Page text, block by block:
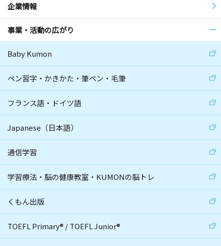
企業情報
事業・活動の広がり
Baby Kumon
ペン習字・かきかた・筆ペン・毛筆
フランス語・ドイツ語
Japanese（日本語）
通信学習
学習療法・脳の健康教室・KUMONの脳トレ
くもん出版
TOEFL Primary® /TOEFL Junior®